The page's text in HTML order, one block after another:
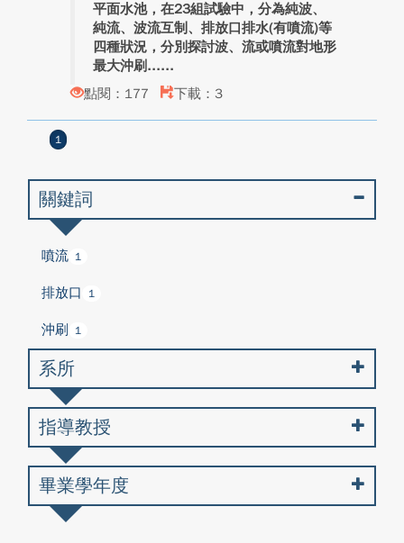
平面水池，在23組試驗中，分為純波、
純流、波流互制、排放口排水(有噴流)等
四種狀況，分別探討波、流或噴流對地形
最大沖刷...
點閱：177
下載：3
1
關鍵詞
噴流 1
排放口 1
沖刷 1
系所
指導教授
畢業學年度